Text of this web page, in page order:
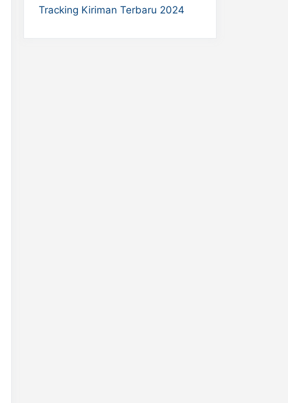
Tracking Kiriman Terbaru 2024